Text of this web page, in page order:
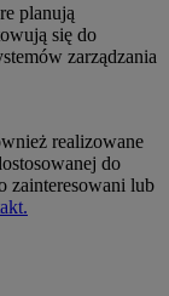
planują
się do
zarządzania
realizowane
do
zainteresowani lub